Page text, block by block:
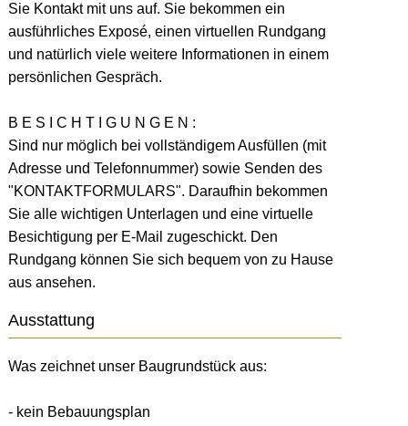
Sie Kontakt mit uns auf. Sie bekommen ein
ausführliches Exposé, einen virtuellen Rundgang
und natürlich viele weitere Informationen in einem
persönlichen Gespräch.
B E S I C H T I G U N G E N :
Sind nur möglich bei vollständigem Ausfüllen (mit
Adresse und Telefonnummer) sowie Senden des
"KONTAKTFORMULARS". Daraufhin bekommen
Sie alle wichtigen Unterlagen und eine virtuelle
Besichtigung per E-Mail zugeschickt. Den
Rundgang können Sie sich bequem von zu Hause
aus ansehen.
Ausstattung
Was zeichnet unser Baugrundstück aus:
- kein Bebauungsplan